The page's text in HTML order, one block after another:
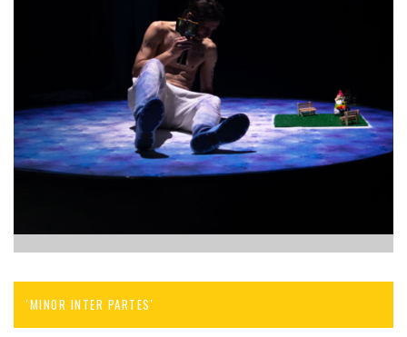
'MINOR INTER PARTES'